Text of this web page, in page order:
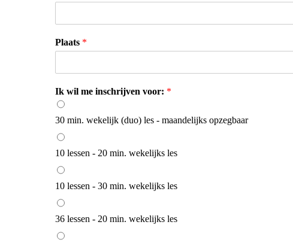
Plaats *
Ik wil me inschrijven voor: *
30 min. wekelijk (duo) les - maandelijks opzegbaar
10 lessen - 20 min. wekelijks les
10 lessen - 30 min. wekelijks les
36 lessen - 20 min. wekelijks les